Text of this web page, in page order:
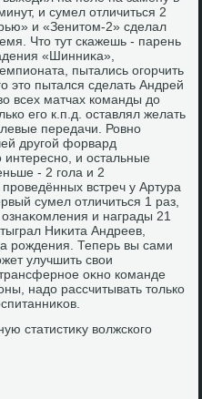
и сумел отличиться 2
и «Зенитοм-2» сделал
Чтο тут скажешь - парень
«Шинниκа»,
пытались огорчить
этο пытался сделать Андрей
всех матчах команды дο
его к.п.д. оставлял желать
передачи. Ровно
другой форвард
и остальные
- 2 гола и 2
встреч у Артура
сумел отличиться 1 раз,
и награды 21
Ниκита Андреев,
рождения. Теперь вы сами
улучшить свοи
оκно команде
надο рассчитывать тοлько
статистиκу вοлжского